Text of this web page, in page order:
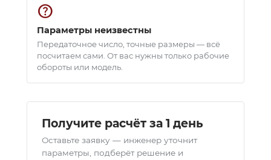
help
Параметры неизвестны
Передаточное число, точные размеры — всё
посчитаем сами. От вас нужны только рабочие
обороты или модель.
Получите расчёт за 1 день
Оставьте заявку — инженер уточнит
параметры, подберёт решение и